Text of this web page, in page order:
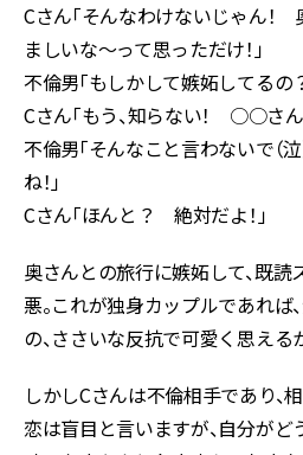
Cさん「そんなわけないじゃん！
ましいな～って思っただけ！」
不倫男「もしかして嫉妬してる
Cさん「もう、知らない！ ○○さん
不倫男「そんなこと言わないで（
ね！」
Cさん「ほんと？ 絶対だよ！」
奥さんとの旅行に嫉妬して、既
悪。これが独身カップルであれば
の、ささいな反抗で可愛く思える
しかしCさんは不倫相手であり、
恋は盲目と言いますが、自分がど